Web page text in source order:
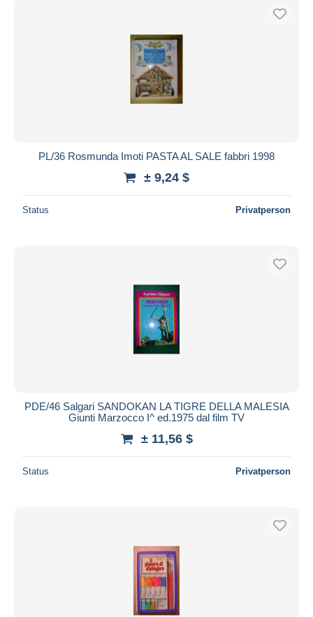
PL/36 Rosmunda Imoti PASTA AL SALE fabbri 1998
± 9,24 $
Status Privatperson
PDE/46 Salgari SANDOKAN LA TIGRE DELLA MALESIA
Giunti Marzocco I^ ed.1975 dal film TV
± 11,56 $
Status Privatperson